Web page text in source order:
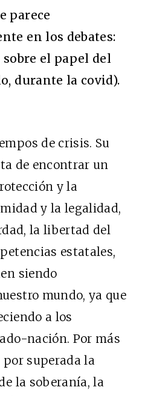
parece
en los debates:
el papel del
durante la covid).
de crisis. Su
de encontrar un
y la
y la legalidad,
la libertad del
estatales,
siendo
mundo, ya que
a los
nación. Por más
por superada la
la soberanía, la